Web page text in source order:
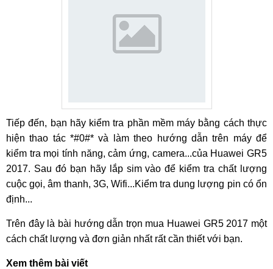
Tiếp đến, bạn hãy kiểm tra phần mềm máy bằng cách thực
hiện thao tác *#0#* và làm theo hướng dẫn trên máy để
kiểm tra mọi tính năng, cảm ứng, camera...của Huawei GR5
2017. Sau đó bạn hãy lắp sim vào để kiểm tra chất lượng
cuộc gọi, âm thanh, 3G, Wifi...Kiểm tra dung lượng pin có ổn
định...
Trên đây là bài hướng dẫn trọn mua Huawei GR5 2017 một
cách chất lượng và đơn giản nhất rất cần thiết với bạn.
Xem thêm bài viết